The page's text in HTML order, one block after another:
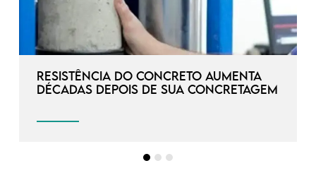
Resistência do concreto aumenta
décadas depois de sua concretagem